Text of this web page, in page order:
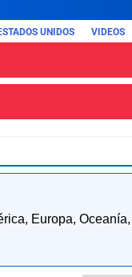
UNIDOS VIDEOS
Europa,